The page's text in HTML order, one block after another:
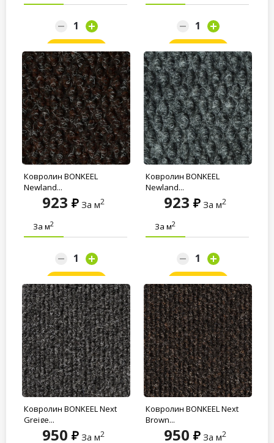
Ковролин BONKEEL
Newland...
923 За м2
За м2
Ковролин BONKEEL
Newland...
923 За м2
За м2
Ковролин BONKEEL Next
Greige...
950 За м2
Ковролин BONKEEL Next
Brown...
950 За м2